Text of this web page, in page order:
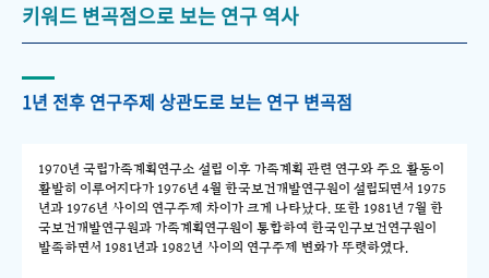
키워드 변곡점으로 보는 연구 역사
1년 전후 연구주제 상관도로 보는 연구 변곡점
1970년 국립가족계획연구소 설립 이후 가족계획 관련 연구와 주요 활동이
활발히 이루어지다가 1976년 4월 한국보건개발연구원이 설립되면서 1975
년과 1976년 사이의 연구주제 차이가 크게 나타났다. 또한 1981년 7월 한
국보건개발연구원과 가족계획연구원이 통합하여 한국인구보건연구원이
발족하면서 1981년과 1982년 사이의 연구주제 변화가 뚜렷하였다.